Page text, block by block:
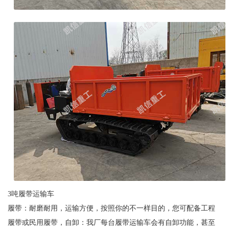
3吨履带运输车
履带：耐磨耐用，运输方便，按照你的不一样目的，您可配备工程
履带或民用履带，自卸：我厂每台履带运输车会有自卸功能，甚至